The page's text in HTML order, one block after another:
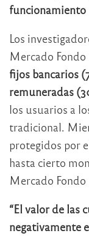
funcionamiento
Los
Mercado Fondo
fijos bancarios
remuneradas
los usuarios a
tradicional.
protegidos por
hasta cierto
Mercado Fondo
“El valor de las
negativamente